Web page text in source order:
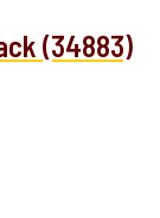
(34883)